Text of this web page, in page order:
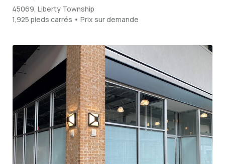
45069, Liberty Township
1,925 pieds carrés • Prix sur demande